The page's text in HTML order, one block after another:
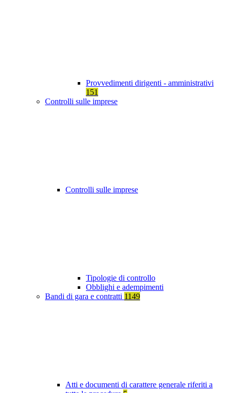
Provvedimenti dirigenti - amministrativi
151
Controlli sulle imprese
Controlli sulle imprese
Tipologie di controllo
Obblighi e adempimenti
Bandi di gara e contratti 1149
Atti e documenti di carattere generale riferiti a